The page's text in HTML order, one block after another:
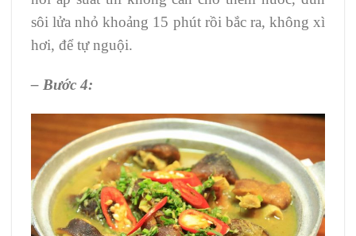
sôi lửa nhỏ khoảng 15 phút rồi bắc ra, không xì
hơi, để tự nguội.
– Bước 4: